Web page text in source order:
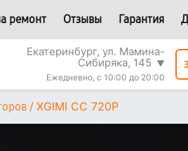
ремонт Отзывы Гарантия
Екатеринбург, ул. Мамина-
Сибиряка, 145 ▼
Ежедневно, с 10:00 до 20:00
/ XGIMI CC 720P